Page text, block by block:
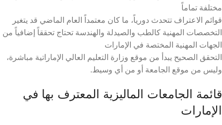
مختلفة تماماً
قوائم الاعتراف تتحدث دورياً، ما كان معتمداً العام الماضي قد يتغير
التخصصات المهنية كالطب والصيدلة والهندسة تحتاج تحققاً إضافياً من
الجهات المهنية المختصة في الإمارات
التحقق الصحيح يبدأ من موقع وزارة التعليم العالي الإماراتية مباشرة،
وليس من موقع الجامعة أو من أي وسيط.
قائمة الجامعات الماليزية المعترف بها في
الإمارات